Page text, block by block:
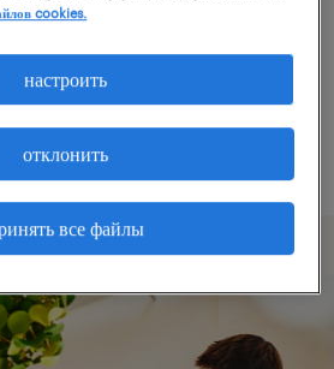
должности или ключевые
правильно ли они
cookies.
все файлы
отклонить
настроить